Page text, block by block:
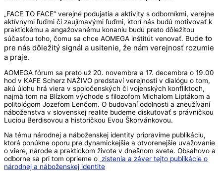
„FACE TO FACE“ verejné podujatia a aktivity s odborníkmi, verejne
aktívnymi ľuďmi či zaujímavými ľuďmi, ktorí nás budú motivovať k
praktickému a angažovanému konaniu budú preto dôležitou
súčasťou toho, čomu sa chce AOMEGA inštitút venovať. Bude to
pre nás dôležitý signál a usitenie, že nám verejnosť rozumie
a praje.
AOMEGA fórum sa preto už 20. novembra a 17. decembra o 19.00
hod v KAFE Scherz NAŽIVO predstaví verejnosti v dialógu o tom,
akú úlohu hrá viera v spoločenských či vojenských konfliktoch,
najmä tom na Blízkom východe s filozofom Michalom Liptákom a
politológom Jozefom Lenčom. O budovaní odolnosti a zneužívaní
náboženstva v slovenskej realite budeme diskutovať s právničkou
Luciou Berdisovou a historičkou Evou Škorvánkovou.
Na tému národnej a náboženskej identity pripravíme publikáciu,
ktorá ponúkne oporu pre dynamickejšie a otvorenejšie uvažovanie
o viere, národe a praktickom živote v dnešnom svete. Obsahovo a
odborne sa pri tom oprieme o zistenia a záver tejto publikácie o
národnej a náboženskej identite